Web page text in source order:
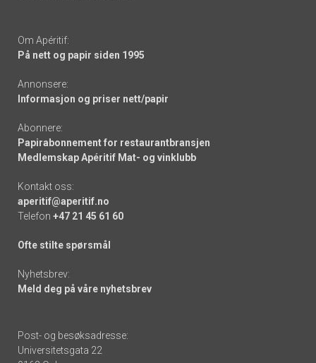
Om Apéritif:
På nett og papir siden 1995
Annonsere:
Informasjon og priser nett/papir
Abonnere:
Papirabonnement for restaurantbransjen
Medlemskap Apéritif Mat- og vinklubb
Kontakt oss:
aperitif@aperitif.no
Telefon +47 21 45 61 60
Ofte stilte spørsmål
Nyhetsbrev:
Meld deg på våre nyhetsbrev
Post- og besøksadresse:
Universitetsgata 22